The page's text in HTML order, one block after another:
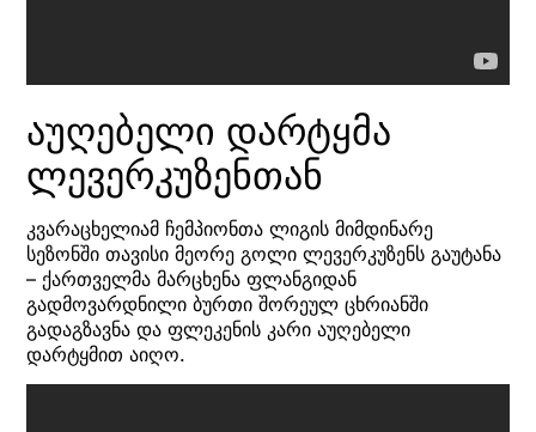
აუღებელი დარტყმა
ლევერკუზენთან
კვარაცხელიამ ჩემპიონთა ლიგის მიმდინარე
სეზონში თავისი მეორე გოლი ლევერკუზენს გაუტანა
– ქართველმა მარცხენა ფლანგიდან
გადმოვარდნილი ბურთი შორეულ ცხრიანში
გადაგზავნა და ფლეკენის კარი აუღებელი
დარტყმით აიღო.